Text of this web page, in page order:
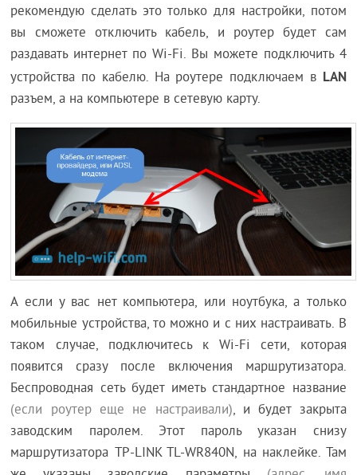
рекомендую сделать это только для настройки, потом
вы сможете отключить кабель, и роутер будет сам
раздавать интернет по Wi-Fi. Вы можете подключить 4
устройства по кабелю. На роутере подключаем в LAN
разъем, а на компьютере в сетевую карту.
А если у вас нет компьютера, или ноутбука, а только
мобильные устройства, то можно и с них настраивать. В
таком случае, подключитесь к Wi-Fi сети, которая
появится сразу после включения маршрутизатора.
Беспроводная сеть будет иметь стандартное название
(если роутер еще не настраивали), и будет закрыта
заводским паролем. Этот пароль указан снизу
маршрутизатора TP-LINK TL-WR840N, на наклейке. Там